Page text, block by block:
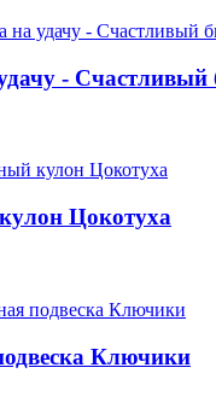
- Счастливый
Цокотуха
Ключики